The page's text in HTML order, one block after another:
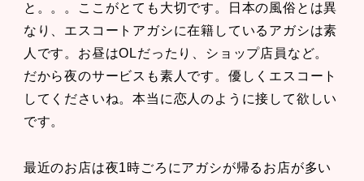
と。。。ここがとても大切です。日本の風俗とは異
なり、エスコートアガシに在籍しているアガシは素
人です。お昼はOLだったり、ショップ店員など。
だから夜のサービスも素人です。優しくエスコート
してくださいね。本当に恋人のように接して欲しい
です。
最近のお店は夜1時ごろにアガシが帰るお店が多い